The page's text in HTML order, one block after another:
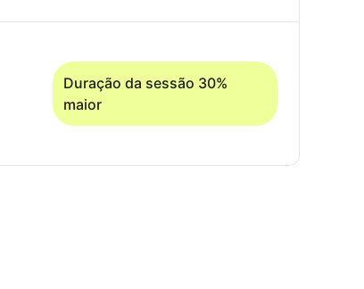
Duração da sessão 30%
maior